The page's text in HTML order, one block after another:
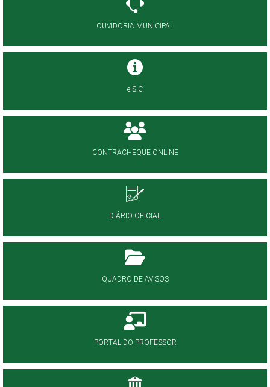
OUVIDORIA MUNICIPAL
e-SIC
CONTRACHEQUE ONLINE
DIÁRIO OFICIAL
QUADRO DE AVISOS
PORTAL DO PROFESSOR